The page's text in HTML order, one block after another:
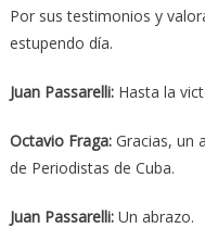
Por sus testimonios y
estupendo día.
Juan Passarelli:Hasta la
Octavio Fraga:Gracias, un
de Periodistas de Cuba.
Juan Passarelli: Un abrazo.